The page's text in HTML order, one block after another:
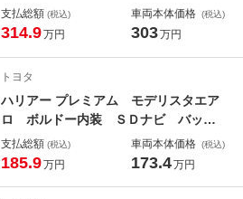
囲カメラ 衝突被害軽減システム レ
ーダークルーズ 禁煙車 レザーシー
キー ＬＥＤヘッド ＥＴＣ
支払総額 (税込)
314.9万円
車両本体価格 (税込)
303万円
トヨタ
ハリアー プレミアム モデリスタエア
ロ ボルドー内装 ＳＤナビ バック
カメラ ＥＴＣ 電動リアゲート ハ
ーフレザーシート ＬＥＤヘッド オ
支払総額 (税込)
185.9万円
車両本体価格 (税込)
173.4万円